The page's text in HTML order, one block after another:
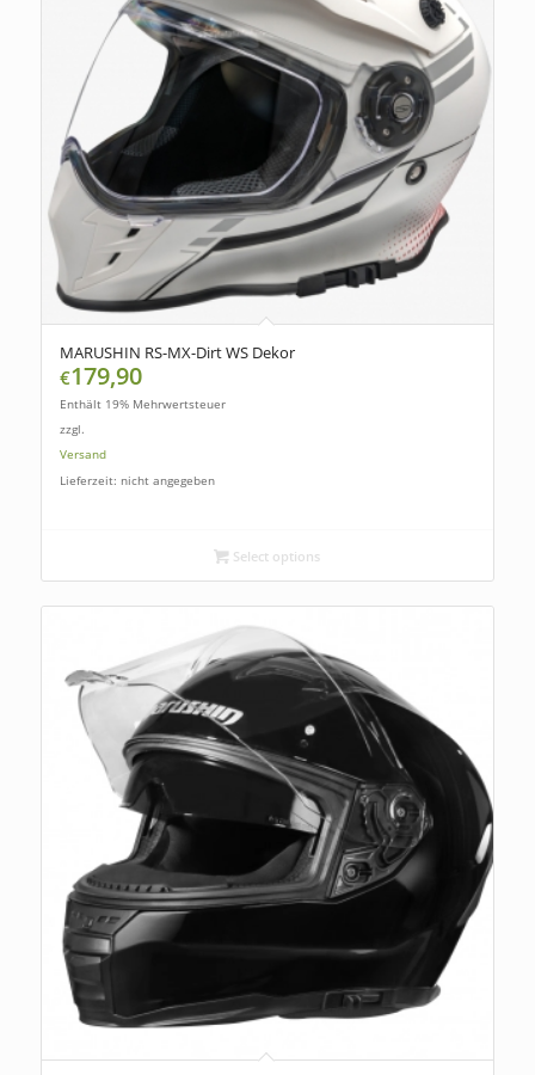
MARUSHIN RS-MX-Dirt WS Dekor
€179,90
Enthält 19% Mehrwertsteuer
zzgl.
Versand
Lieferzeit: nicht angegeben
Select options